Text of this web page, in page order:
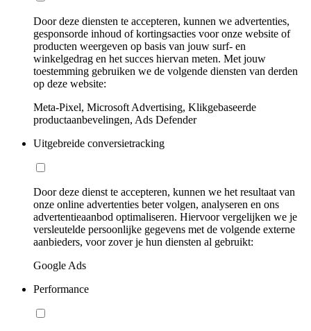
Door deze diensten te accepteren, kunnen we advertenties,
gesponsorde inhoud of kortingsacties voor onze website of
producten weergeven op basis van jouw surf- en
winkelgedrag en het succes hiervan meten. Met jouw
toestemming gebruiken we de volgende diensten van derden
op deze website:
Meta-Pixel, Microsoft Advertising, Klikgebaseerde
productaanbevelingen, Ads Defender
Uitgebreide conversietracking
Door deze dienst te accepteren, kunnen we het resultaat van
onze online advertenties beter volgen, analyseren en ons
advertentieaanbod optimaliseren. Hiervoor vergelijken we je
versleutelde persoonlijke gegevens met de volgende externe
aanbieders, voor zover je hun diensten al gebruikt:
Google Ads
Performance